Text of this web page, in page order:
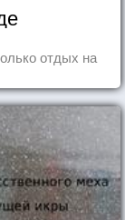
отдых на